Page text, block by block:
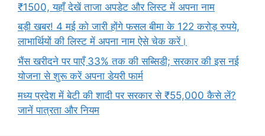
₹1500, यहाँ देखें ताजा अपडेट और लिस्ट में अपना नाम
बड़ी खबर! 4 मई को जारी होंगे फसल बीमा के 122 करोड़ रुपये,
लाभार्थियों की लिस्ट में अपना नाम ऐसे चेक करें।
भैंस खरीदने पर पाएँ 33% तक की सब्सिडी; सरकार की इस नई
योजना से शुरू करें अपना डेयरी फार्म
मध्य प्रदेश में बेटी की शादी पर सरकार से ₹55,000 कैसे लें?
जानें पात्रता और नियम